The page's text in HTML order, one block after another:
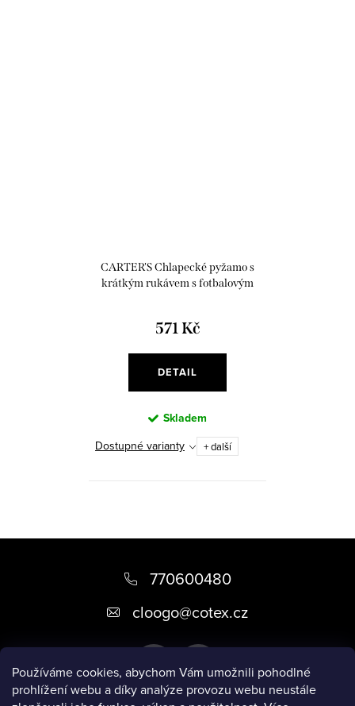
Používáme cookies, abychom Vám umožnili pohodlné
prohlížení webu a díky analýze provozu webu neustále
CARTER'S Chlapecké pyžamo s
krátkým rukávem s fotbalovým
571 Kč
DETAIL
Skladem
Dostupné varianty + další
t
770600480
cloogo@cotex.cz